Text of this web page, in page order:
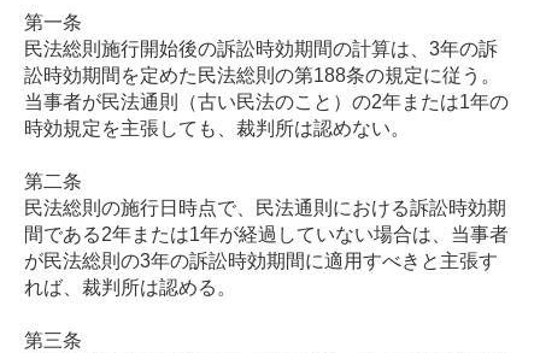
第一条
民法総則施行開始後の訴訟時効期間の計算は、 3年の訴
訟時効期間を定めた民法総則の第188条の規定に従う。
当事者が民法通則（古い民法のこと）の2年または1年の
時効規定を主張しても、裁判所は認めない。
第二条
民法総則の施行日時点で、民法通則における訴訟時効期
間である2年または1年が経過していない場合は、当事者
が民法総則の3年の訴訟時効期間に適用すべきと主張す
れば、裁判所は認める。
第三条